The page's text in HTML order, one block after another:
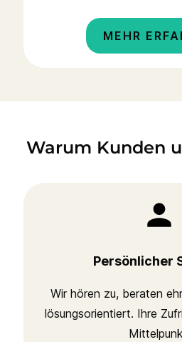
MEHR
Warum Kunden
Persönlicher
Wir hören zu, beraten
lösungsorientiert. Ihre